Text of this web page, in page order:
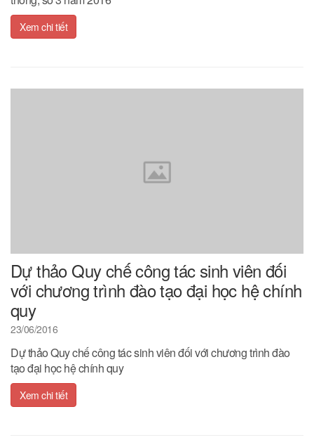
Xem chi tiết
Dự thảo Quy chế công tác sinh viên đối
với chương trình đào tạo đại học hệ chính
quy
23/06/2016
Dự thảo Quy chế công tác sinh viên đối với chương trình đào
tạo đại học hệ chính quy
Xem chi tiết